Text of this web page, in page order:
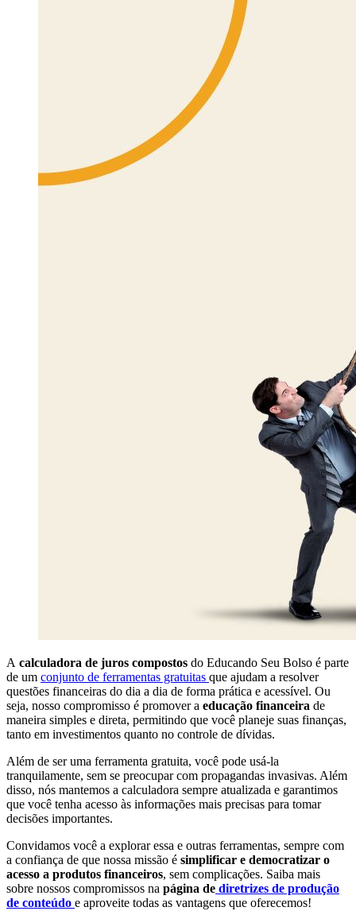
A calculadora de juros compostos do Educando Seu Bolso é parte
de um conjunto de ferramentas gratuitas que ajudam a resolver
questões financeiras do dia a dia de forma prática e acessível. Ou
seja, nosso compromisso é promover a educação financeira de
maneira simples e direta, permitindo que você planeje suas finanças,
tanto em investimentos quanto no controle de dívidas.
Além de ser uma ferramenta gratuita, você pode usá-la
tranquilamente, sem se preocupar com propagandas invasivas. Além
disso, nós mantemos a calculadora sempre atualizada e garantimos
que você tenha acesso às informações mais precisas para tomar
decisões importantes.
Convidamos você a explorar essa e outras ferramentas, sempre com
a confiança de que nossa missão é simplificar e democratizar o
acesso a produtos financeiros, sem complicações. Saiba mais
sobre nossos compromissos na página de diretrizes de produção
de conteúdo e aproveite todas as vantagens que oferecemos!